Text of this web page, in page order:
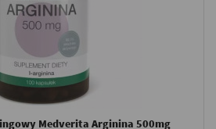
Medverita Arginina 500mg